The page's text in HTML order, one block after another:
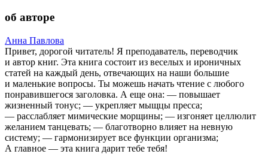
об авторе
Анна Павлова
Привет, дорогой читатель! Я преподаватель, переводчик
и автор книг. Эта книга состоит из веселых и ироничных
статей на каждый день, отвечающих на наши большие
и маленькие вопросы. Ты можешь начать чтение с любого
понравившегося заголовка. А еще она: — повышает
жизненный тонус; — укрепляет мыщцы пресса;
— расслабляет мимические морщины; — изгоняет целлюлит
желанием танцевать; — благотворно влияет на невную
систему; — гармонизирует все функции организма;
А главное — эта книга дарит тебе тебя!